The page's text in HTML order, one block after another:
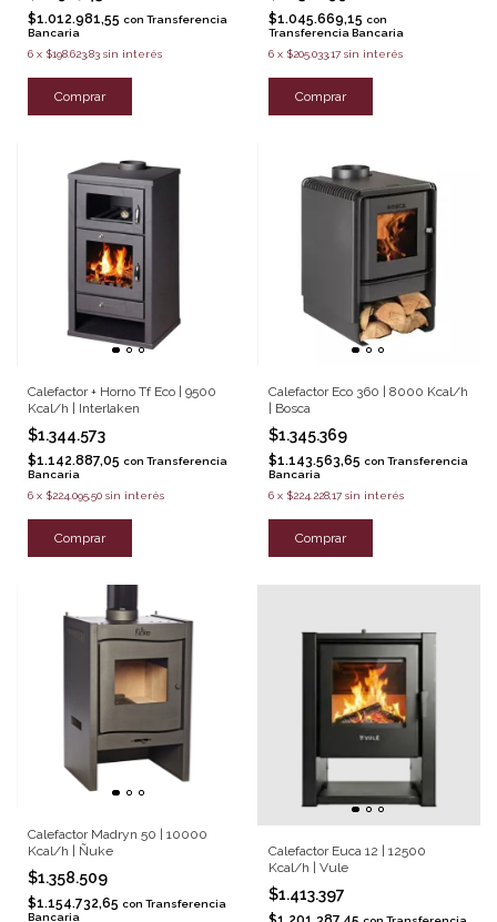
$1.012.981,55 con Transferencia
Bancaria
6 x $198.623,83 sin interés
Comprar
$1.045.669,15 con
Transferencia Bancaria
6 x $205.033,17 sin interés
Comprar
Calefactor + Horno Tf Eco | 9500
Kcal/h | Interlaken
$1.344.573
$1.142.887,05 con Transferencia
Bancaria
6 x $224.095,50 sin interés
Comprar
Calefactor Eco 360 | 8000 Kcal/h
| Bosca
$1.345.369
$1.143.563,65 con Transferencia
Bancaria
6 x $224.228,17 sin interés
Comprar
Calefactor Madryn 50 | 10000
Kcal/h | Ñuke
$1.358.509
$1.154.732,65 con Transferencia
Bancaria
Calefactor Euca 12 | 12500
Kcal/h | Vule
$1.413.397